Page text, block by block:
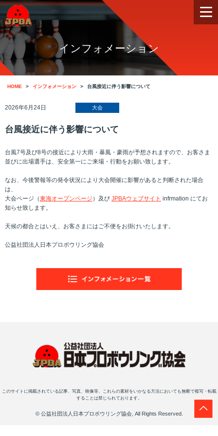
インフォメーション
HOME インフォメーション 台風接近に伴う影響について
2026年6月24日 大会
台風接近に伴う影響について
台風7号及び8号の接近により大雨・暴風・豪雨が予想されますので、お客さま
並びに出場選手は、安全第一にご来場・行動をお願い致します。
なお、今後警報等の発令状況により大会開催に影響があると判断された場合
は、
大会ページ（東海オープンページ ）及び JPBAウェブサイト infrmation にてお
知らせ致します。
天候の都合とはいえ、お客さまにはご不便をお掛けいたします。
公益社団法人日本プロボウリング協会
このサイトに掲載されている記事、写真、映像等、これらの素材をいかなる方法においても無断で複写・転載
することは禁じられております。
© 公益社団法人日本プロボウリング協会, All Rights Reserved.